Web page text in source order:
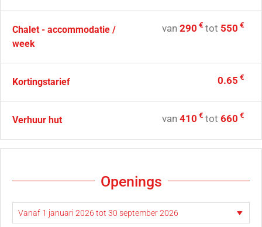
Chalet - accommodatie /
week
van 290 € tot 550 €
Kortingstarief 0.65 €
Verhuur hut van 410 € tot 660 €
Openings